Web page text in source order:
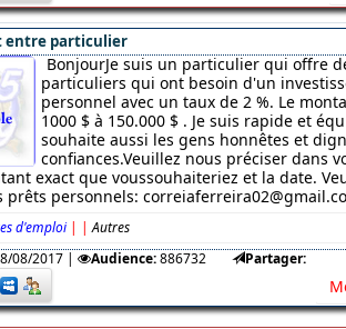
entre particulier
BonjourJe suis un particulier qui offre
particuliers qui ont besoin d'un
personnel avec un taux de 2 %. Le
1000 $ à 150.000 $ . Je suis rapide et
souhaite aussi les gens honnêtes et
confiances.Veuillez nous préciser dans
exact que voussouhaiteriez et la date.
prêts personnels:
d'emploi | | Autres
08/2017| Audience:886732 Partager: